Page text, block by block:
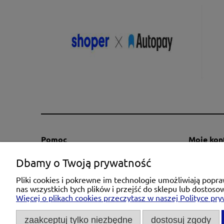
Pomoc
Regulaminy
Kontakt
Polityka prywatności
Zwroty i reklamacje
Informacja o cokies
Moje
Dbamy o Twoją prywatność
Pliki cookies i pokrewne im technologie umożliwiają
nas wszystkich tych plików i przejść do sklepu lub
Więcej o plikach cookies przeczytasz w naszej Polityce
zaakceptuj tylko niezbędne dostosuj zgody